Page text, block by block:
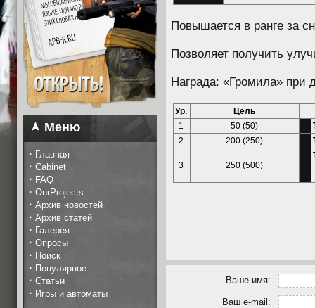
Меню
· Главная
· Cabinet
· FAQ
· OurProjects
· Архив новостей
· Архив статей
· Галерея
· Опросы
· Поиск
· Популярное
· Статьи
· Игры и автоматы
Повышается в ранге за
Позволяет получить
Награда: «Громила» при
Ур.
Цель
1
50 (50)
2
200 (250)
3 250 (500)
Ваше имя:
Ваш e-mail: